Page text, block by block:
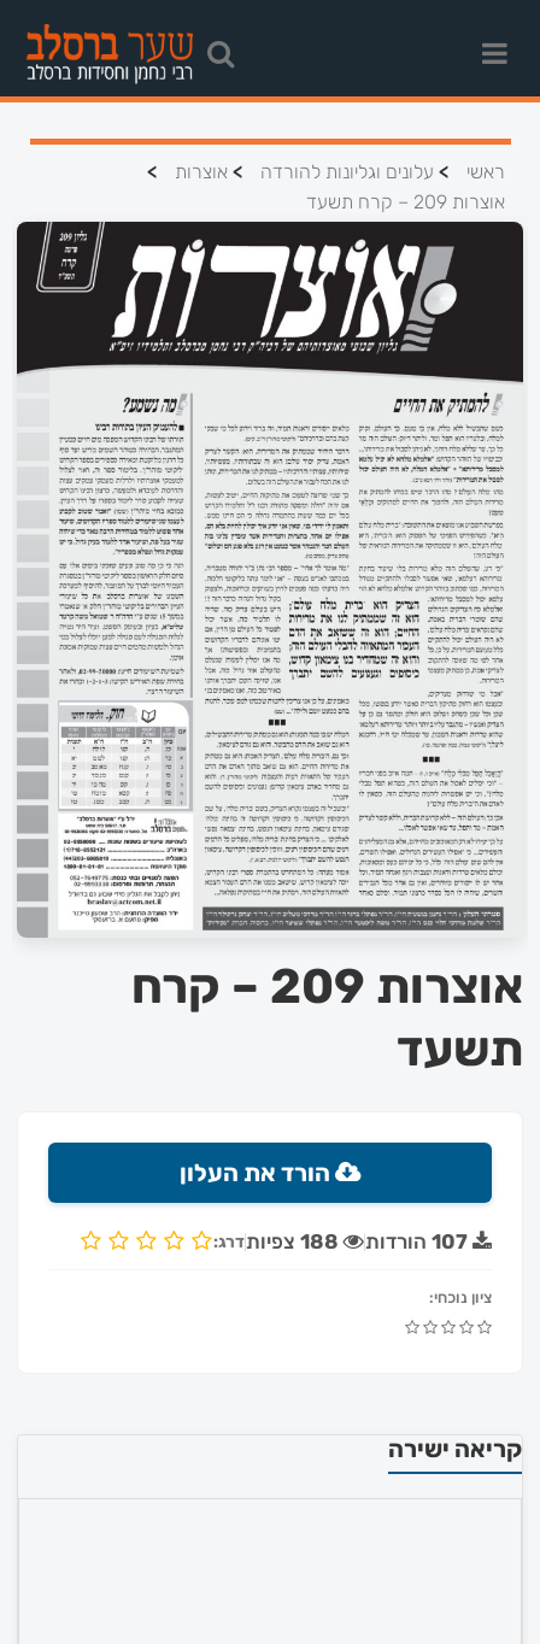
ראשי > עלונים וגליונות להורדה > אוצרות >
אוצרות 209 – קרח תשעד
אוצרות 209 – קרח
תשעד
הורד את העלון
107 הורדות 188 צפיותדרג:
ציון נוכחי:
קריאה ישירה